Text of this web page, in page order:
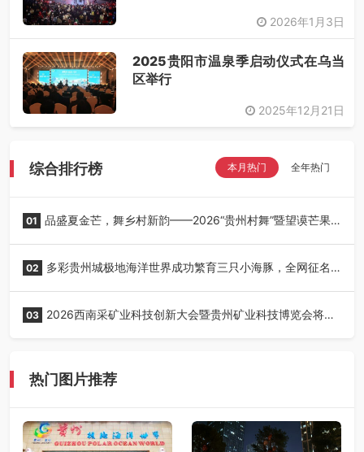
2026年1月3日
2025贵阳市温泉季启动仪式在乌当
区举行
2025年12月21日
综合排行榜 本月热门 全年热门
01 品盛夏金芒，舞乡村新韵——2026“贵州村舞”暨望谟芒果
02 多彩贵州城极地海洋世界成功繁育三只小海豚，全网征名
03 2026西南采矿业科技创新大会暨贵州矿业科技博览会将在
热门图片推荐